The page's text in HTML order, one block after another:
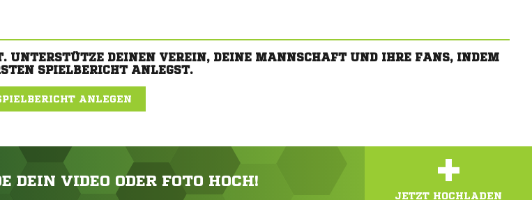
UNTERSTÜTZE DEINEN VEREIN, DEINE MANNSCHAFT UND IHRE FANS, INDEM
SPIELBERICHT ANLEGST.
ANLEGEN
DEIN VIDEO ODER FOTO HOCH! +
JETZT HOCHLADEN